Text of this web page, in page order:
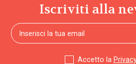
Iscriviti alla
Accetto la